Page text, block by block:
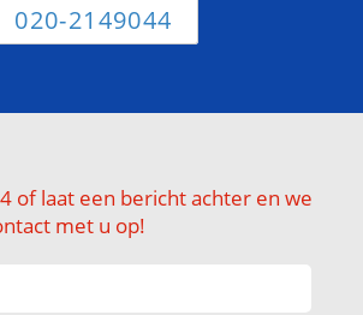
020-2149044
of laat een bericht achter en we
met u op!